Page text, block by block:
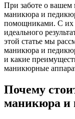
При заботе о
маникюра и
помощниками. С их
идеального
этой статье мы
маникюра и
и какие
маникюрные
Почему
маникюра и